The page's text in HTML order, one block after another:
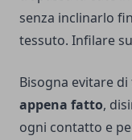
senza inclinarlo
tessuto. Infilare
Bisogna evitare
appena fatto,
ogni contatto e